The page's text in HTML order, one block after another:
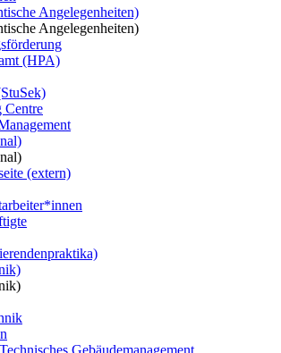
Angelegenheiten)
Angelegenheiten)
(HPA)
Centre
(extern)
Gebäudemanagement